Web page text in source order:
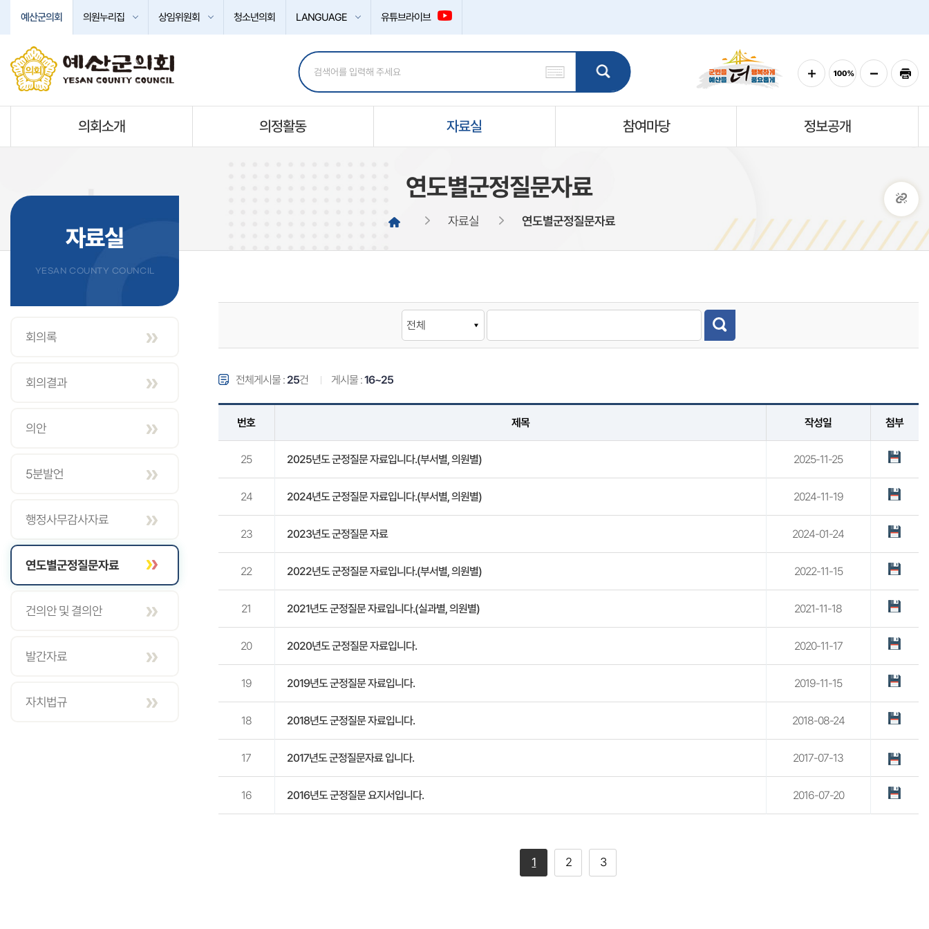
예산군의회 의원누리집 상임위원회 청소년의회 LANGUAGE 유튜브라이브
의회소개 의정활동 자료실 참여마당 정보공개
자료실
YESAN COUNTY COUNCIL
회의록
회의결과
의안
5분발언
행정사무감사자료
연도별군정질문자료
건의안 및 결의안
발간자료
자치법규
연도별군정질문자료
자료실 연도별군정질문자료
전체게시물 : 25건 게시물 :16~25
번호 제목 작성일 첨부
25 2025년도 군정질문 자료입니다.(부서별, 의원별) 2025-11-25
24 2024년도 군정질문 자료입니다.(부서별, 의원별) 2024-11-19
23 2023년도 군정질문 자료 2024-01-24
22 2022년도 군정질문 자료입니다.(부서별, 의원별) 2022-11-15
21 2021년도 군정질문 자료입니다.(실과별, 의원별) 2021-11-18
20 2020년도 군정질문 자료입니다. 2020-11-17
19 2019년도 군정질문 자료입니다. 2019-11-15
18 2018년도 군정질문 자료입니다. 2018-08-24
17 2017년도 군정질문자료 입니다. 2017-07-13
16 2016년도 군정질문 요지서입니다. 2016-07-20
1 2 3